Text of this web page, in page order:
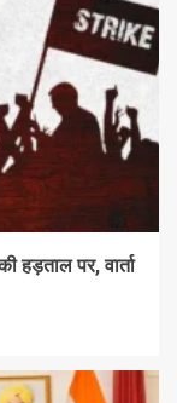
हड़ताल पर, वार्ता